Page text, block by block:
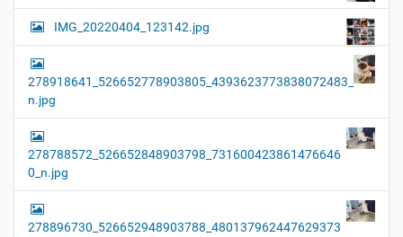
IMG_20220404_123142.jpg
278918641_526652778903805_4393623773838072483_
n.jpg
278788572_526652848903798_731600423861476646
0_n.jpg
278896730_526652948903788_480137962447629373